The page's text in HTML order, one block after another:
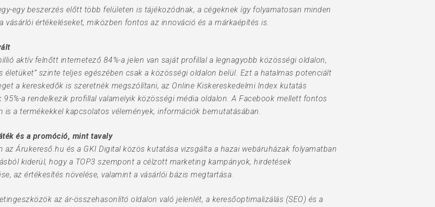
egy beszerzés előtt több felületen is tájékozódnak, a cégeknek így folyamatosan minden
vásárlói értékeléseket, miközben fontos az innováció és a márkaépítés is.
aktív felnőtt internetező 84%-a jelen van saját profillal a legnagyobb közösségi oldalon,
életüket” szinte teljes egészében csak a közösségi oldalon belül. Ezt a hatalmas potenciált
a kereskedők is szeretnék megszólítani, az Online Kiskereskedelmi Index kutatás
a rendelkezik profillal valamelyik közösségi média oldalon. A Facebook mellett fontos
is a termékekkel kapcsolatos vélemények, információk bemutatásában.
és a promóció, mint tavaly
Árukereső.hu és a GKI Digital közös kutatása vizsgálta a hazai webáruházak folyamatban
kiderül, hogy a TOP3 szempont a célzott marketing kampányok, hirdetések
az értékesítés növelése, valamint a vásárlói bázis megtartása.
az ár-összehasonlító oldalon való jelenlét, a keresőoptimalizálás (SEO) és a